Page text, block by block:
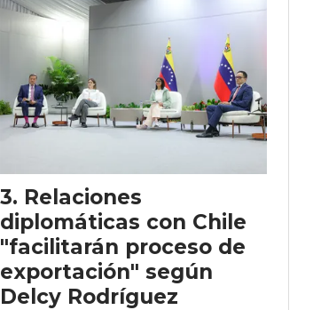
Relaciones
diplomáticas con Chile
"facilitarán proceso de
exportación" según
Delcy Rodríguez